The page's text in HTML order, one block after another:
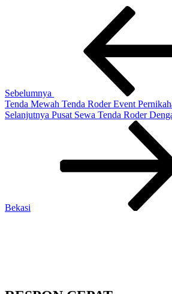
Sebelumnya
Tenda Mewah Tenda Roder Event
Pos
Selanjutnya Pusat Sewa Tenda Roder
Bekasi